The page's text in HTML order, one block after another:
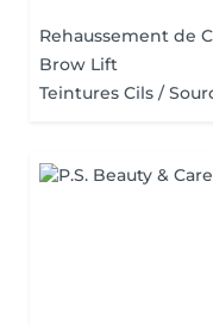
Rehaussement de
Brow Lift
Teintures Cils /